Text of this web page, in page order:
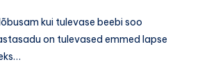
kui tulevase beebi soo
on tulevased emmed lapse